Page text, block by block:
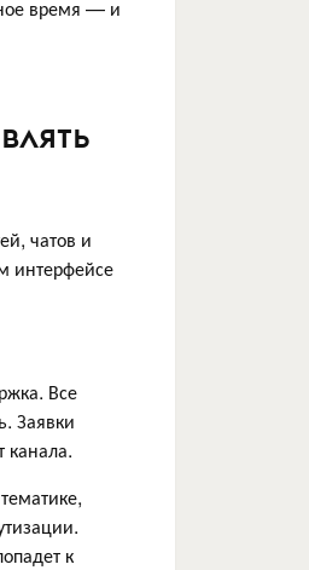
время — и
чатов и
интерфейсе
Все
Заявки
канала.
к